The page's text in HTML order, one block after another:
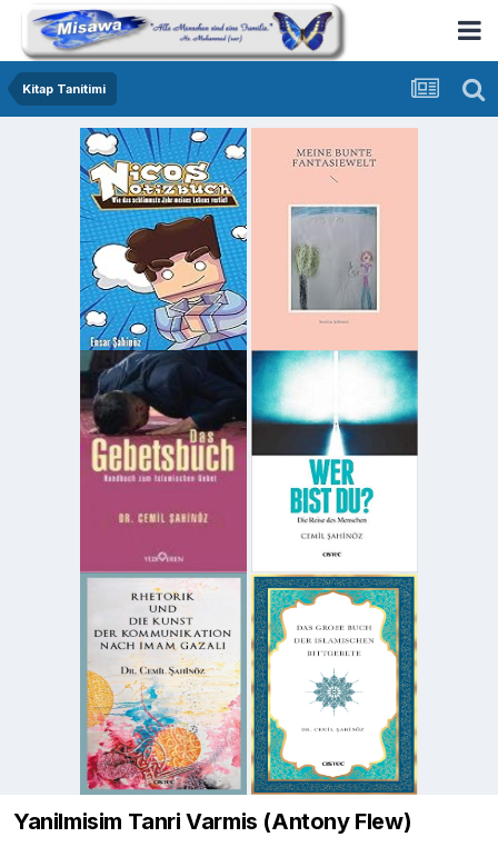
Kitap Tanitimi
Yanilmisim Tanri Varmis (Antony Flew)